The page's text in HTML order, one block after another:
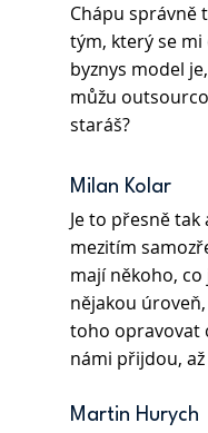
Chápu správně
tým, který se
byznys model
můžu
staráš?
Milan Kolar
Je to přesně
mezitím
mají někoho,
nějakou
toho opravovat
námi přijdou,
Martin Hurych